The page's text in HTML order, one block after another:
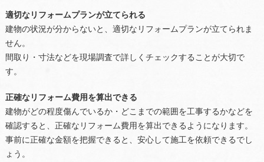
適切なリフォームプランが立てられる
建物の状況が分からないと、適切なリフォームプランが立てられま
せん。
間取り・寸法などを現場調査で詳しくチェックすることが大切で
す。
正確なリフォーム費用を算出できる
建物がどの程度傷んでいるか・どこまでの範囲を工事するかなどを
確認すると、正確なリフォーム費用を算出できるようになります。
事前に正確な金額を把握できると、安心して施工を依頼できるでし
ょう。